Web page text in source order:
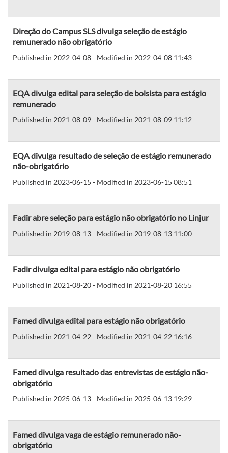
Direção do Campus SLS divulga seleção de estágio
remunerado não obrigatório
Published in 2022-04-08 - Modified in 2022-04-08 11:43
EQA divulga edital para seleção de bolsista para estágio
remunerado
Published in 2021-08-09 - Modified in 2021-08-09 11:12
EQA divulga resultado de seleção de estágio remunerado
não-obrigatório
Published in 2023-06-15 - Modified in 2023-06-15 08:51
Fadir abre seleção para estágio não obrigatório no Linjur
Published in 2019-08-13 - Modified in 2019-08-13 11:00
Fadir divulga edital para estágio não obrigatório
Published in 2021-08-20 - Modified in 2021-08-20 16:55
Famed divulga edital para estágio não obrigatório
Published in 2021-04-22 - Modified in 2021-04-22 16:16
Famed divulga resultado das entrevistas de estágio não-
obrigatório
Published in 2025-06-13 - Modified in 2025-06-13 19:29
Famed divulga vaga de estágio remunerado não-
obrigatório